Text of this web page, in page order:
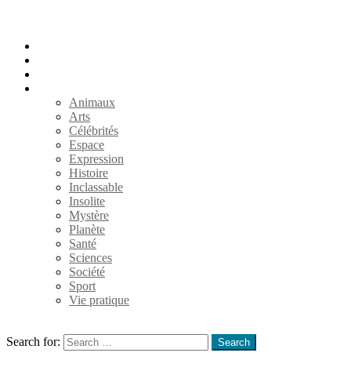
Animaux
Arts
Célébrités
Espace
Expression
Histoire
Inclassable
Insolite
Mystère
Planète
Santé
Sciences
Société
Sport
Vie pratique
Search for:
Search